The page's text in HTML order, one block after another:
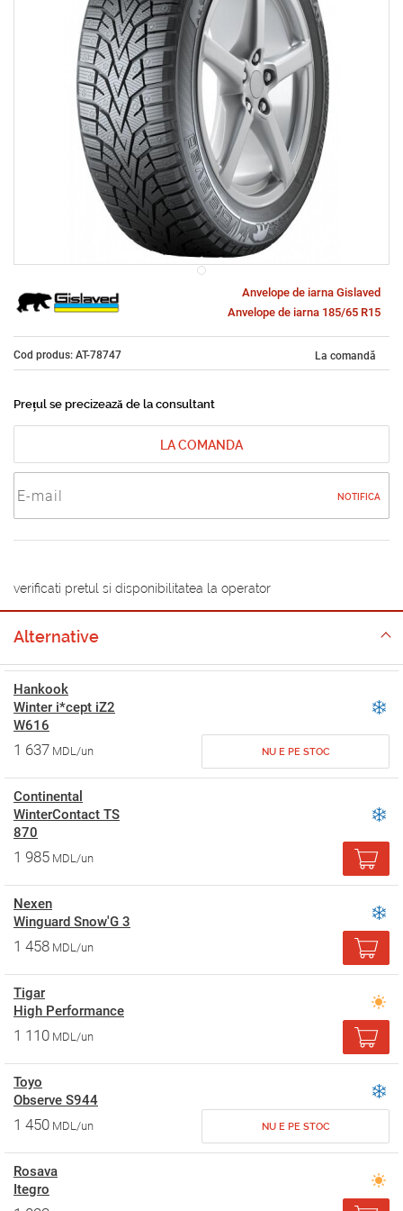
Anvelope de iarna Gislaved
Anvelope de iarna 185/65 R15
Cod produs: AT-78747 La comandă
Prețul se precizează de la consultant
LA COMANDA
NOTIFICA
verificati pretul si disponibilitatea la operator
Alternative
Hankook
Winter i*cept iZ2
W616
1 637 MDL/un NU E PE STOC
Continental
WinterContact TS
870
1 985 MDL/un
Nexen
Winguard Snow'G 3
1 458 MDL/un
Tigar
High Performance
1 110 MDL/un
Toyo
Observe S944
1 450 MDL/un NU E PE STOC
Rosava
Itegro